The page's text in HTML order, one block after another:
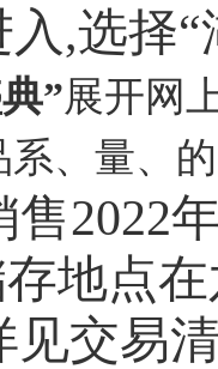
入,选择
”展开网
、量、
售2022
存地点
见交易